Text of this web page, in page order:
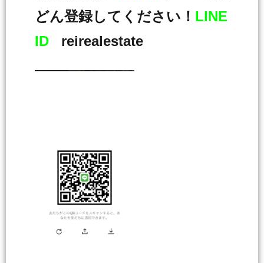
どん登録してください！ LINE
ID reirealestate